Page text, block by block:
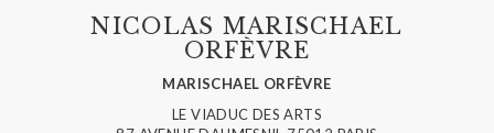
NICOLAS MARISCHAEL
ORFÈVRE
MARISCHAEL ORFÈVRE
LE VIADUC DES ARTS